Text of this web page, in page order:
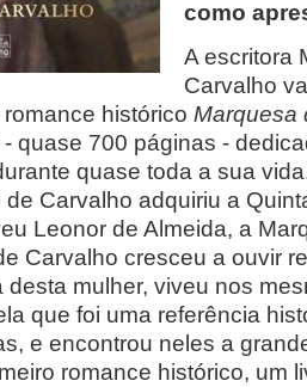
como
A escritora
Carvalho
histórico Marquesa
quase 700 páginas -
quase toda a sua
Carvalho adquiriu a
Leonor de Almeida, a
Carvalho cresceu a ouvir
desta mulher, viveu nos
que foi uma referência
e encontrou neles a
romance histórico, um